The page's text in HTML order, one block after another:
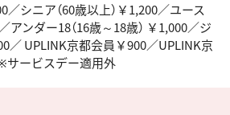
／シニア（60歳以上）￥1,200／ユース
アンダー18（16歳～18歳） ￥1,000／ジ
／ UPLINK京都会員￥900／UPLINK京
ービスデー適用外